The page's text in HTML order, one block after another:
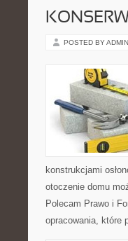
POSTED BY ADMIN
konstrukcjami
otoczenie domu
Polecam Prawo i
opracowania, które